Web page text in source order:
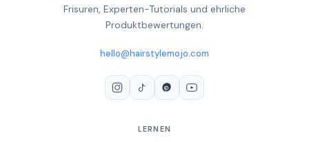
Frisuren, Experten-Tutorials und ehrliche
Produktbewertungen.
hello@hairstylemojo.com
LERNEN